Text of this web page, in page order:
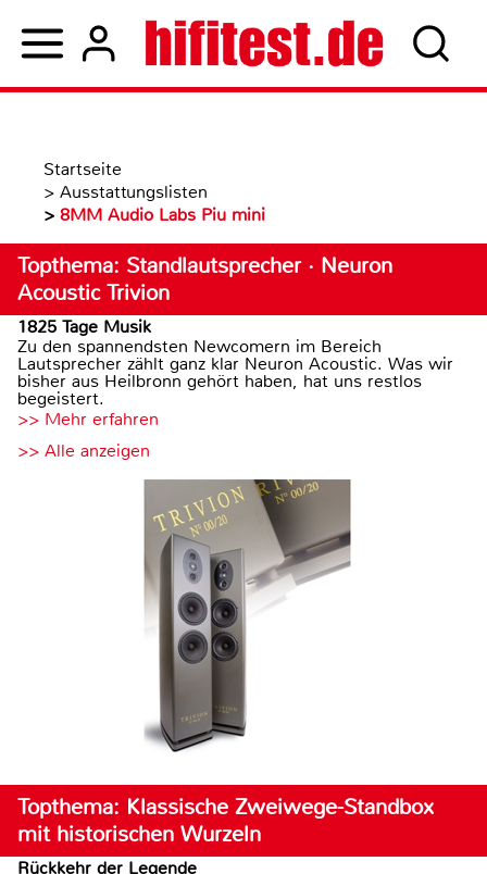
Startseite
> Ausstattungslisten
> 8MM Audio Labs Piu mini
Topthema: Standlautsprecher · Neuron
Acoustic Trivion
1825 Tage Musik
Zu den spannendsten Newcomern im Bereich
Lautsprecher zählt ganz klar Neuron Acoustic. Was wir
bisher aus Heilbronn gehört haben, hat uns restlos
begeistert.
>> Mehr erfahren
>> Alle anzeigen
Topthema: Klassische Zweiwege-Standbox
mit historischen Wurzeln
Rückkehr der Legende